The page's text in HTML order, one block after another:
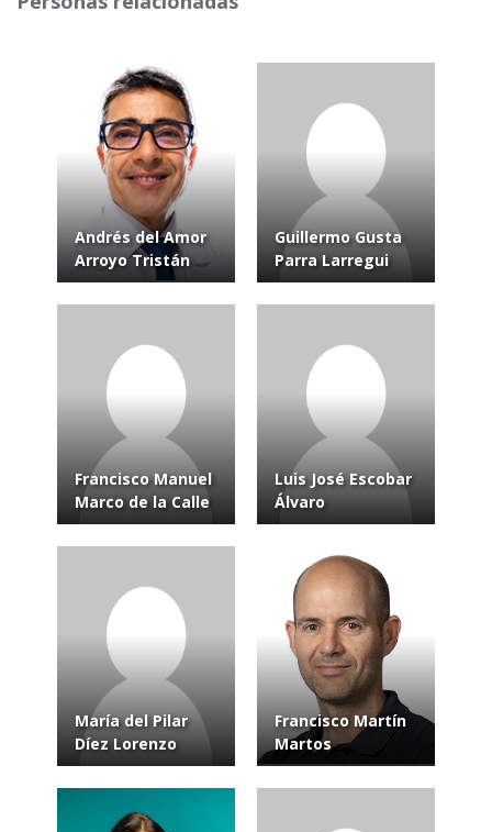
Andrés del Amor
Arroyo Tristán
Guillermo Gusta
Parra Larregui
Francisco Manuel
Marco de la Calle
Luis José Escobar
Álvaro
María del Pilar
Díez Lorenzo
Francisco Martín
Martos